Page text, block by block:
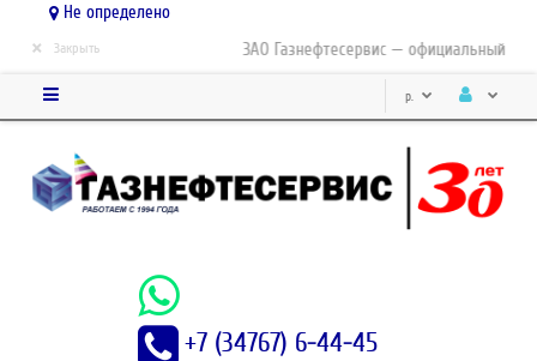
Не определено
ЗАО Газнефтесервис — официальный
× Закрыть
р.
+7 (34767) 6-44-45